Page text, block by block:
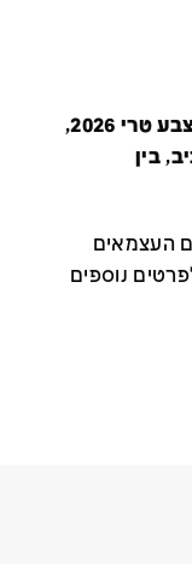
קטלוג זה מציג את כל משתתפי יריד צבע טרי 2026,
בין
העצמאים
נוספים